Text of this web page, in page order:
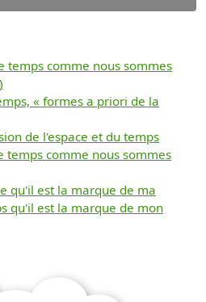
temps comme nous sommes
« formes a priori de la
de l'espace et du temps
temps comme nous sommes
qu'il est la marque de ma
qu'il est la marque de mon